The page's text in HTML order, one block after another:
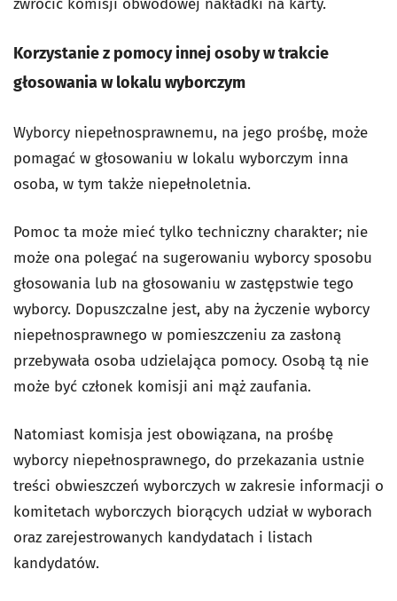
zwrócić komisji obwodowej nakładki na karty.
Korzystanie z pomocy innej osoby w trakcie
głosowania w lokalu wyborczym
Wyborcy niepełnosprawnemu, na jego prośbę, może
pomagać w głosowaniu w lokalu wyborczym inna
osoba, w tym także niepełnoletnia.
Pomoc ta może mieć tylko techniczny charakter; nie
może ona polegać na sugerowaniu wyborcy sposobu
głosowania lub na głosowaniu w zastępstwie tego
wyborcy. Dopuszczalne jest, aby na życzenie wyborcy
niepełnosprawnego w pomieszczeniu za zasłoną
przebywała osoba udzielająca pomocy. Osobą tą nie
może być członek komisji ani mąż zaufania.
Natomiast komisja jest obowiązana, na prośbę
wyborcy niepełnosprawnego, do przekazania ustnie
treści obwieszczeń wyborczych w zakresie informacji o
komitetach wyborczych biorących udział w wyborach
oraz zarejestrowanych kandydatach i listach
kandydatów.